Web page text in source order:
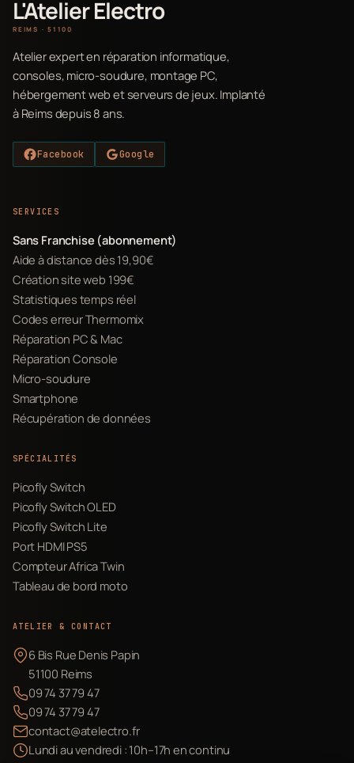
L'Atelier Electro
REIMS · 51100
Atelier expert en réparation informatique,
consoles, micro-soudure, montage PC,
hébergement web et serveurs de jeux. Implanté
à Reims depuis 8 ans.
Facebook Google
SERVICES
Sans Franchise (abonnement)
Aide à distance dès 19,90€
Création site web 199€
Statistiques temps réel
Codes erreur Thermomix
Réparation PC & Mac
Réparation Console
Micro-soudure
Smartphone
Récupération de données
SPÉCIALITÉS
Picofly Switch
Picofly Switch OLED
Picofly Switch Lite
Port HDMI PS5
Compteur Africa Twin
Tableau de bord moto
ATELIER & CONTACT
6 Bis Rue Denis Papin
51100 Reims
09 74 37 79 47
09 74 37 79 47
contact@atelectro.fr
Lundi au vendredi : 10h–17h en continu